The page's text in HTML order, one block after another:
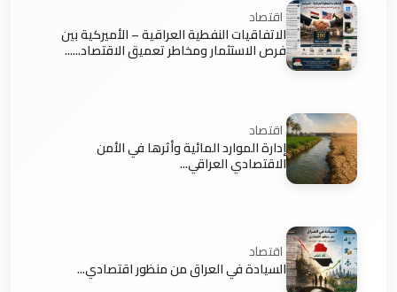
اقتصاد
الاتفاقيات النفطية العراقية – الأميركية بين
فرص الاستثمار ومخاطر تعميق الاقتصاد......
اقتصاد
إدارة الموارد المائية وأثرها في الأمن
الاقتصادي العراقي...
اقتصاد
السيادة في العراق من منظور اقتصادي...